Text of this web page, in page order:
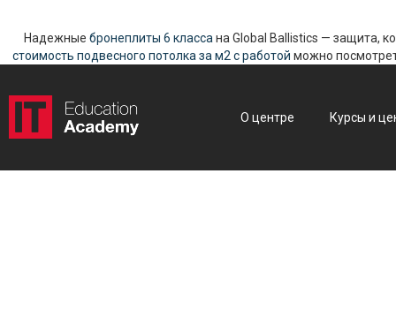
Надежные бронеплиты 6 класса на Global Ballistics — защита,
стоимость подвесного потолка за м2 с работой можно
О центре Курсы и